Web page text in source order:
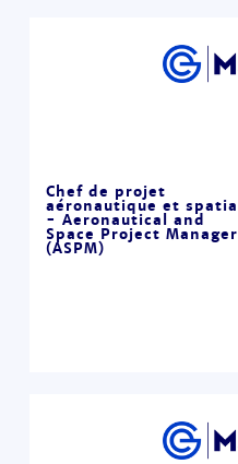
Chef de projet
aéronautique et spatial
- Aeronautical and
Space Project Manager
(ASPM)